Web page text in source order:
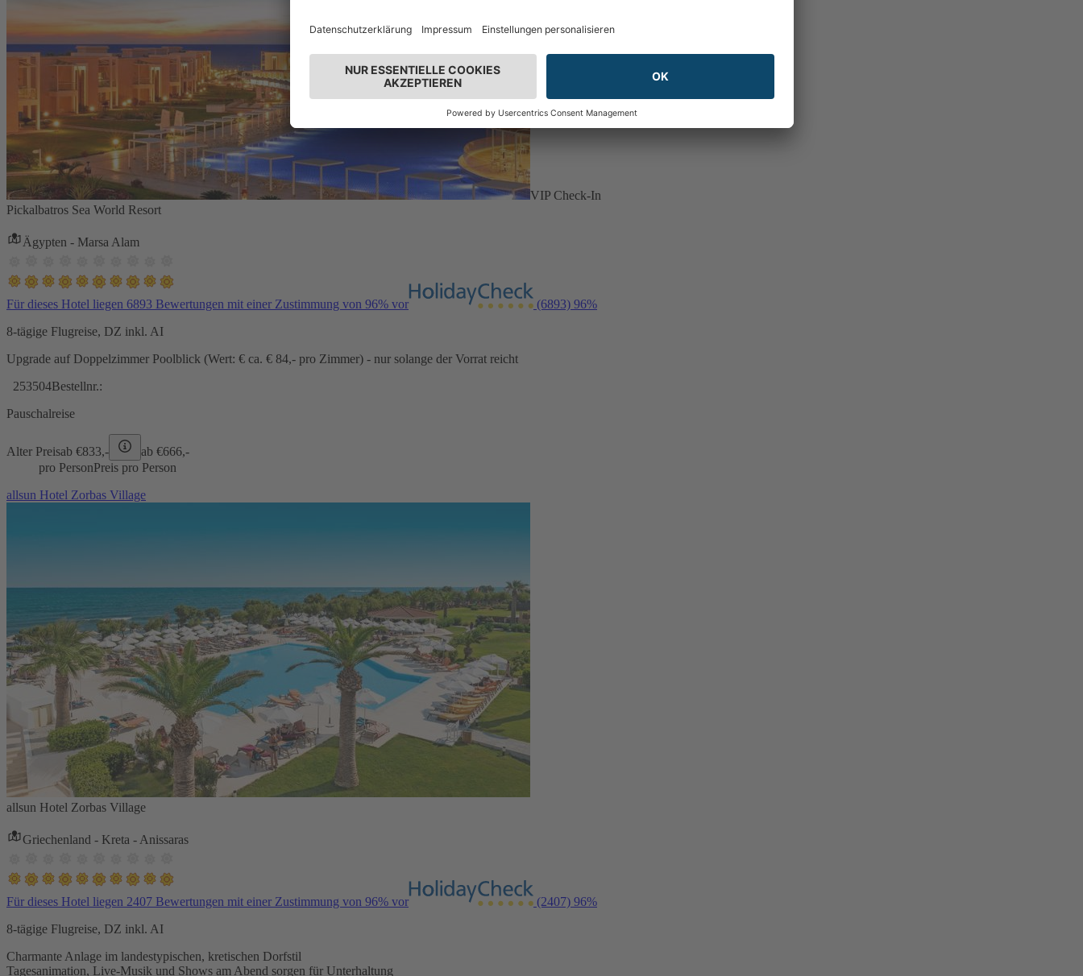
VIP Check-In
Pickalbatros Sea World Resort
Ägypten - Marsa Alam
Für dieses Hotel liegen 6893 Bewertungen mit einer Zustimmung von 96% vor (6893) 96%
8-tägige Flugreise, DZ inkl. AI
Upgrade auf Doppelzimmer Poolblick (Wert: € ca. € 84,- pro Zimmer) - nur solange der Vorrat reicht
253504Bestellnr.:
Pauschalreise
Alter Preisab €833,- ab €666,-
pro PersonPreis pro Person
allsun Hotel Zorbas Village
allsun Hotel Zorbas Village
Griechenland - Kreta - Anissaras
Für dieses Hotel liegen 2407 Bewertungen mit einer Zustimmung von 96% vor (2407) 96%
8-tägige Flugreise, DZ inkl. AI
Charmante Anlage im landestypischen, kretischen Dorfstil
Tagesanimation, Live-Musik und Shows am Abend sorgen für Unterhaltung